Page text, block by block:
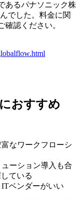
あるパナソニック株
でした。料金に関
認ください。
おすすめ
なワークフローシ
ーション導入も合
ている
ベンダーがいい